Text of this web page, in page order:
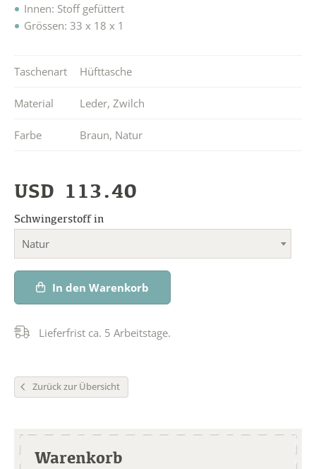
Innen: Stoff gefüttert
Grössen: 33 x 18 x 1
Taschenart Hüfttasche
Material Leder, Zwilch
Farbe Braun, Natur
USD 113.40
Schwingerstoff in
Natur
In den Warenkorb
Lieferfrist ca. 5 Arbeitstage.
Zurück zur Übersicht
Warenkorb